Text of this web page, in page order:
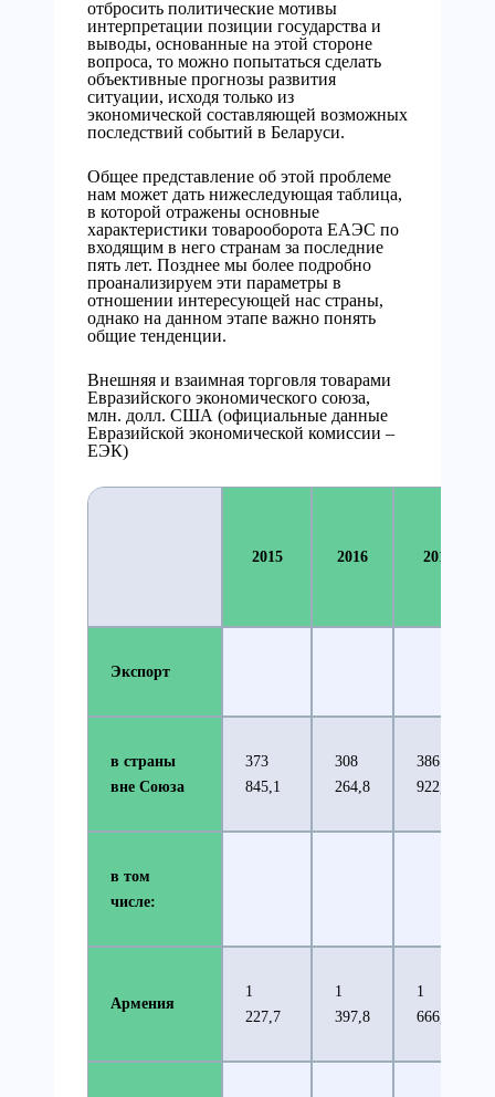
отбросить политические мотивы
интерпретации позиции государства и
выводы, основанные на этой стороне
вопроса, то можно попытаться сделать
объективные прогнозы развития
ситуации, исходя только из
экономической составляющей возможных
последствий событий в Беларуси.
Общее представление об этой проблеме
нам может дать нижеследующая таблица,
в которой отражены основные
характеристики товарооборота ЕАЭС по
входящим в него странам за последние
пять лет. Позднее мы более подробно
проанализируем эти параметры в
отношении интересующей нас страны,
однако на данном этапе важно понять
общие тенденции.
Внешняя и взаимная торговля товарами
Евразийского экономического союза,
млн. долл. США (официальные данные
Евразийской экономической комиссии –
ЕЭК)
2015 2016 2017
Экспорт
в страны
вне Союза
373
845,1
308
264,8
386
922,4
в том
числе:
Армения
1
227,7
1
397,8
1
666,7